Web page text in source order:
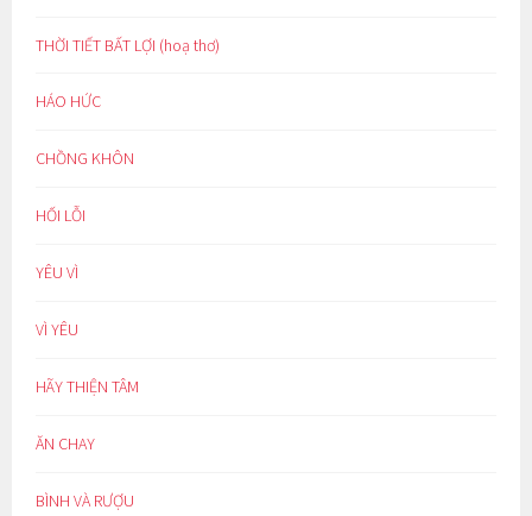
THỜI TIẾT BẤT LỢI (hoạ thơ)
HÁO HỨC
CHỒNG KHÔN
HỐI LỖI
YÊU VÌ
VÌ YÊU
HÃY THIỆN TÂM
ĂN CHAY
BÌNH VÀ RƯỢU